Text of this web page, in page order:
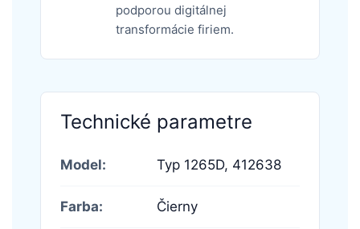
podporou digitálnej
transformácie firiem.
Technické parametre
Model: Typ 1265D, 412638
Farba: Čierny